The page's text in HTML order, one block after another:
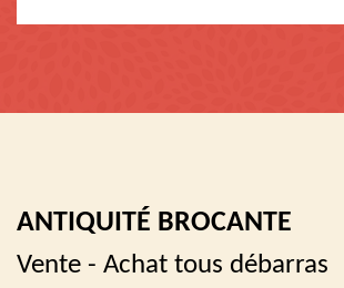
ANTIQUITÉ BROCANTE
Vente - Achat tous débarras